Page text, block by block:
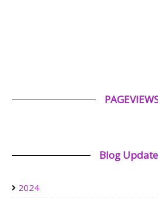
Aerill.com™ | Lifestyle
Blog
2024